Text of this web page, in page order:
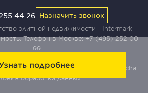
подробнее
элитной недвижимости - Intermark
Телефон в Москве:+7 (495) 252 00
99
помощью сервиса Yandex SmartCaptcha:
обработки данных.
44 26 Назначить звонок